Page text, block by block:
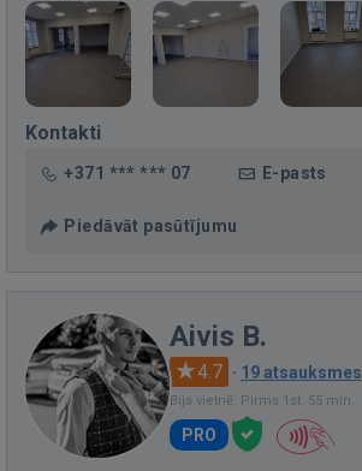
Kontakti
+371 *** *** 07 E-pasts
Piedāvāt pasūtījumu
Aivis B.
4.7 · 19 atsauksmes
Bija vietnē: Pirms 1st. 55 min.
PRO